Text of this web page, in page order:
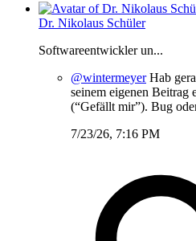
Dr. Nikolaus Schüler
Softwareentwickler un...
@wintermeyerHab
seinem eigenen Beitrag
(“Gefällt mir”). Bug
7/23/26, 7:16 PM